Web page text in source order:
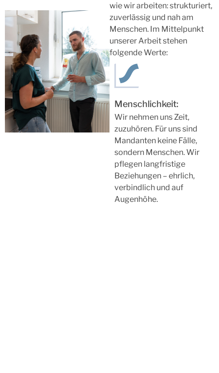
wie wir arbeiten: strukturiert,
zuverlässig und nah am
Menschen. Im Mittelpunkt
unserer Arbeit stehen
folgende Werte:
Menschlichkeit:
Wir nehmen uns Zeit,
zuzuhören. Für uns sind
Mandanten keine Fälle,
sondern Menschen. Wir
pflegen langfristige
Beziehungen – ehrlich,
verbindlich und auf
Augenhöhe.